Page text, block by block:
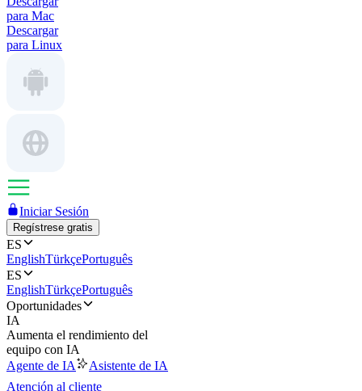
para Mac
Descargar
para Linux
Iniciar Sesión
Regístrese gratis
ES
EnglishTürkçePortuguês
ES
EnglishTürkçePortuguês
Oportunidades
IA
Aumenta el rendimiento del
equipo con IA
Agente de IA
Asistente de IA
Atención al cliente